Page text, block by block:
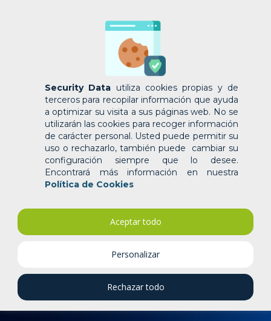
Security Data utiliza cookies propias y de
terceros para recopilar información que ayuda
a optimizar su visita a sus páginas web. No se
utilizarán las cookies para recoger información
de carácter personal. Usted puede permitir su
uso o rechazarlo, también puede cambiar su
configuración siempre que lo desee.
Encontrará más información en nuestra
Política de Cookies
Personalizar
Rechazar todo
Aceptar todo
criptográfico que te permite
transmitir información en la red de
manera segura,resguardando tus
datos y los de los visitantes de tu
página. Actualmente, ofrecer una
conexión segura en internetes
fundamental y con nuestro servicio de